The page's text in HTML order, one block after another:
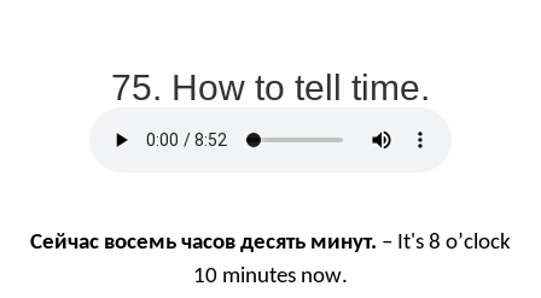
75. How to tell time.
Сейчас восемь часов десять минут. – It's 8 o’clock
10 minutes now.